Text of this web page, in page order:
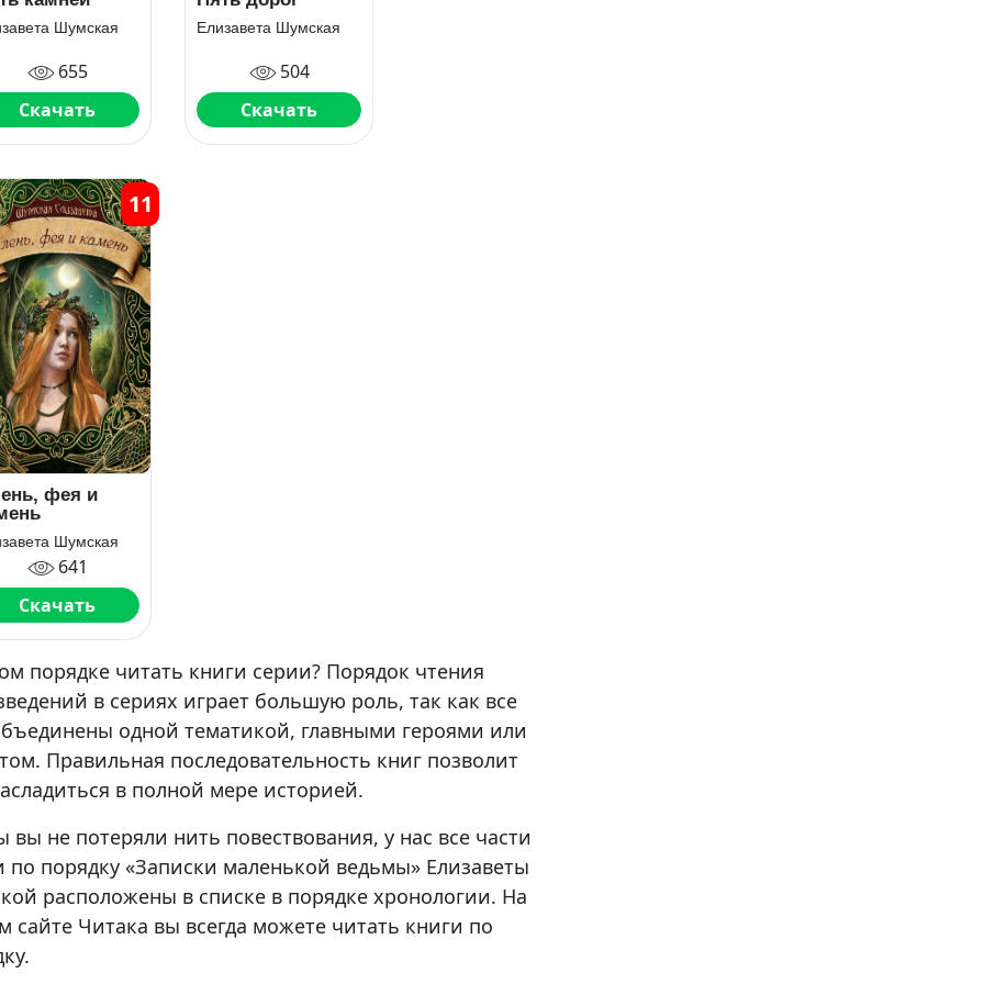
Шумская
655
Скачать
Елизавета Шумская
504
Скачать
фея и
Шумская
641
Скачать
11
порядке читать книги серии? Порядок чтения
в сериях играет большую роль, так как все
одной тематикой, главными героями или
Правильная последовательность книг позволит
в полной мере историей.
вы не потеряли нить повествования, у нас все части
по порядку «Записки маленькой ведьмы» Елизаветы
расположены в списке в порядке хронологии. На
сайте Читака вы всегда можете читать книги по